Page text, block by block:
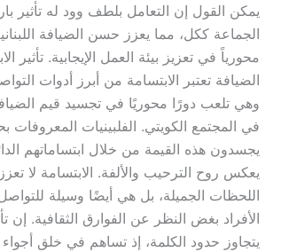
يمكن القول إن التعامل بلطف وود له تأثير
الجماعة ككل، مما يعزز حسن الضيافة
محورياً في تعزيز بيئة العمل الإيجابية. تأثير
الضيافة تعتبر الابتسامة من أبرز أدوات
وهي تلعب دورًا محوريًا في تجسيد قيم
في المجتمع الكويتي. الفلبينيات المعروفات
يجسدون هذه القيمة من خلال ابتساماتهم
يعكس روح الترحيب والألفة. الابتسامة لا
اللحظات الجميلة، بل هي أيضًا وسيلة
الأفراد بغض النظر عن الفوارق الثقافية. إن
يتجاوز حدود الكلمة، إذ تساهم في خلق